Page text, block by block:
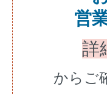
営
詳
からご